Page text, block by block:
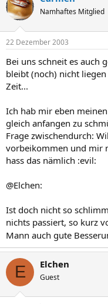
Namhaftes Mitglied
22 Dezember 2003
Bei uns schneit es auch
bleibt (noch) nicht
Zeit...
Ich hab mir eben
gleich anfangen zu
Frage zwischendurch:
vorbeikommen und mir
hass das nämlich :evil:
@Elchen:
Ist doch nicht so
nichts passiert, so kurz
Mann auch gute
E Elchen
Guest